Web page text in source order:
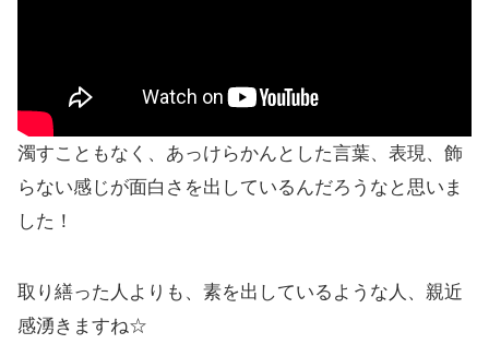
濁すこともなく、あっけらかんとした言葉、表現、飾
らない感じが面白さを出しているんだろうなと思いま
した！
取り繕った人よりも、素を出しているような人、親近
感湧きますね☆